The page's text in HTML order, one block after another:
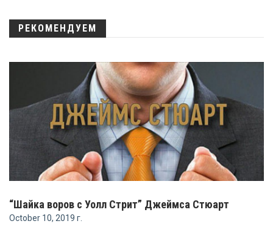
РЕКОМЕНДУЕМ
“Шайка воров с Уолл Стрит” Джеймса Стюарт
October 10, 2019 г.